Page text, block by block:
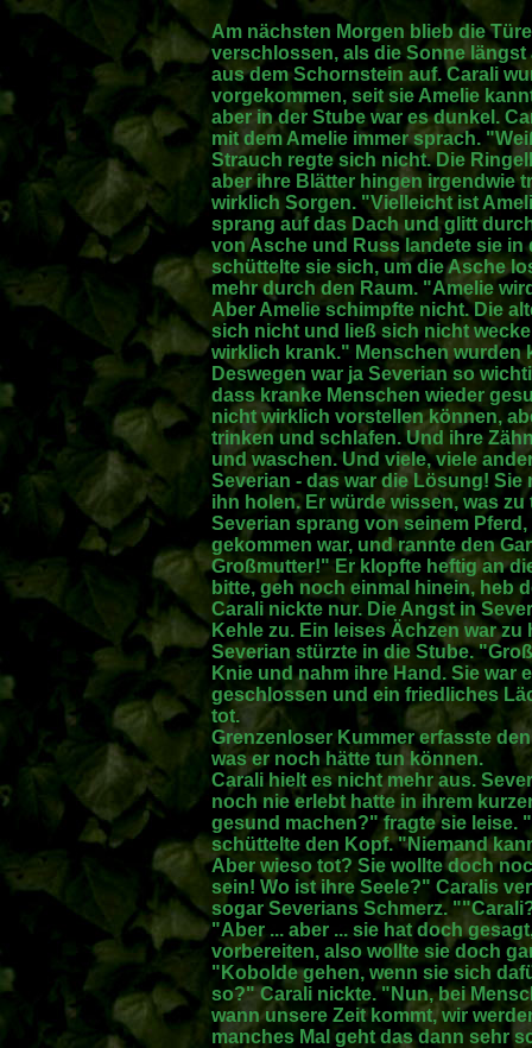
Am nächsten Morgen blieb die
verschlossen, als die Sonne
aus dem Schornstein auf. Carali
vorgekommen, seit sie Amelie
aber in der Stube war es dunkel.
mit dem Amelie immer sprach.
Strauch regte sich nicht. Die
aber ihre Blätter hingen irgendwie
wirklich Sorgen. "Vielleicht ist
sprang auf das Dach und glitt
von Asche und Russ landete sie in
schüttelte sie sich, um die Asche
mehr durch den Raum. "Amelie
Aber Amelie schimpfte nicht. Die
sich nicht und ließ sich nicht
wirklich krank." Menschen wurden
Deswegen war ja Severian so
dass kranke Menschen wieder
nicht wirklich vorstellen können,
trinken und schlafen. Und ihre
und waschen. Und viele, viele
Severian - das war die Lösung!
ihn holen. Er würde wissen, was zu
Severian sprang von seinem
gekommen war, und rannte den
Großmutter!" Er klopfte heftig an
bitte, geh noch einmal hinein, heb
Carali nickte nur. Die Angst in
Kehle zu. Ein leises Ächzen war
Severian stürzte in die Stube.
Knie und nahm ihre Hand. Sie war
geschlossen und ein friedliches
tot.
Grenzenloser Kummer erfasste
was er noch hätte tun können.
Carali hielt es nicht mehr aus.
noch nie erlebt hatte in ihrem
gesund machen?" fragte sie leise.
schüttelte den Kopf. "Niemand
Aber wieso tot? Sie wollte doch
sein! Wo ist ihre Seele?" Caralis
sogar Severians Schmerz.
"Aber ... aber ... sie hat doch
vorbereiten, also wollte sie doch
"Kobolde gehen, wenn sie sich
so?" Carali nickte. "Nun, bei
wann unsere Zeit kommt, wir
manches Mal geht das dann sehr